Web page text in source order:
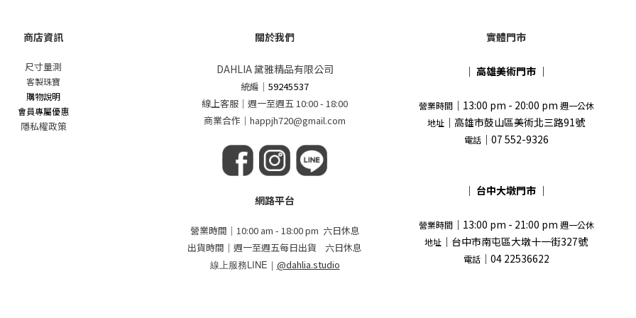
商店資訊
尺寸量測
客製珠寶
購物說明
會員專屬優惠
隱私權政策
關於我們
DAHLIA 黛雅精品有限公司
統編 ｜59245537
線上客服｜週一至週五 10:00 - 18:00
商業合作｜happjh720@gmail.com
網路平台
營業時間｜10:00 am - 18:00 pm 六日休息
出貨時間｜週一至週五每日出貨 六日休息
線上服務LINE｜ @dahlia.studio
實體門市
｜ 高雄美術門市 ｜
營業時間｜13:00 pm - 20:00 pm 週一公休
地址 ｜高雄市鼓山區美術北三路91號
電話｜07 552-9326
｜ 台中大墩門市 ｜
營業時間｜13:00 pm - 21:00 pm 週一公休
地址 ｜台中市南屯區大墩十一街327號
電話｜04 22536622